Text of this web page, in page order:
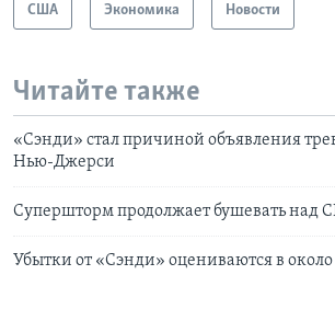
США Экономика Новости
Читайте также
«Сэнди» стал причиной объявления
Нью-Джерси
Супершторм продолжает бушевать над
Убытки от «Сэнди» оцениваются в